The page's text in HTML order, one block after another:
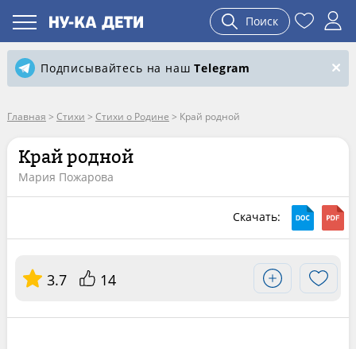
Поиск
Подписывайтесь на нашTelegram
Главная > Стихи > Стихи о Родине > Край родной
Край родной
Мария Пожарова
Скачать:
3.7 14